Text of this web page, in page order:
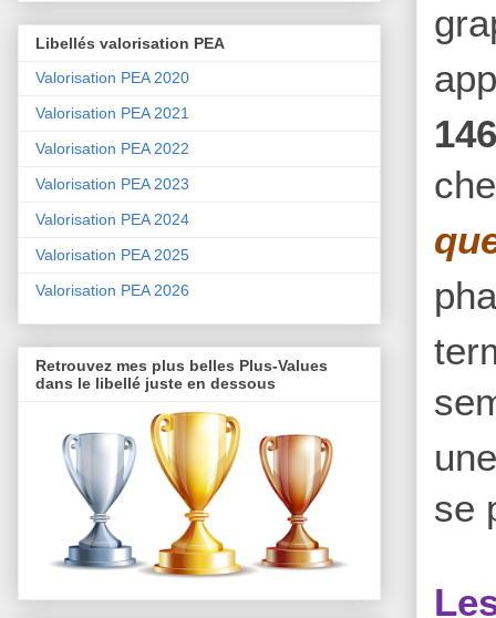
se
Libellés valorisation PEA
Valorisation PEA 2020
Valorisation PEA 2021
Valorisation PEA 2022
Valorisation PEA 2023
Valorisation PEA 2024
Valorisation PEA 2025
Valorisation PEA 2026
Retrouvez mes plus belles Plus-Values
dans le libellé juste en dessous